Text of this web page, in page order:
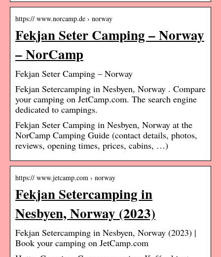
https:// www.norcamp.de › norway
Fekjan Seter Camping – Norway
– NorCamp
Fekjan Seter Camping – Norway
Fekjan Setercamping in Nesbyen, Norway . Compare
your camping on JetCamp.com. The search engine
dedicated to campings.
Fekjan Seter Camping in Nesbyen, Norway at the
NorCamp Camping Guide (contact details, photos,
reviews, opening times, prices, cabins, …)
https:// www.jetcamp.com › norway
Fekjan Setercamping in
Nesbyen, Norway (2023)
Fekjan Setercamping in Nesbyen, Norway (2023) |
Book your camping on JetCamp.com